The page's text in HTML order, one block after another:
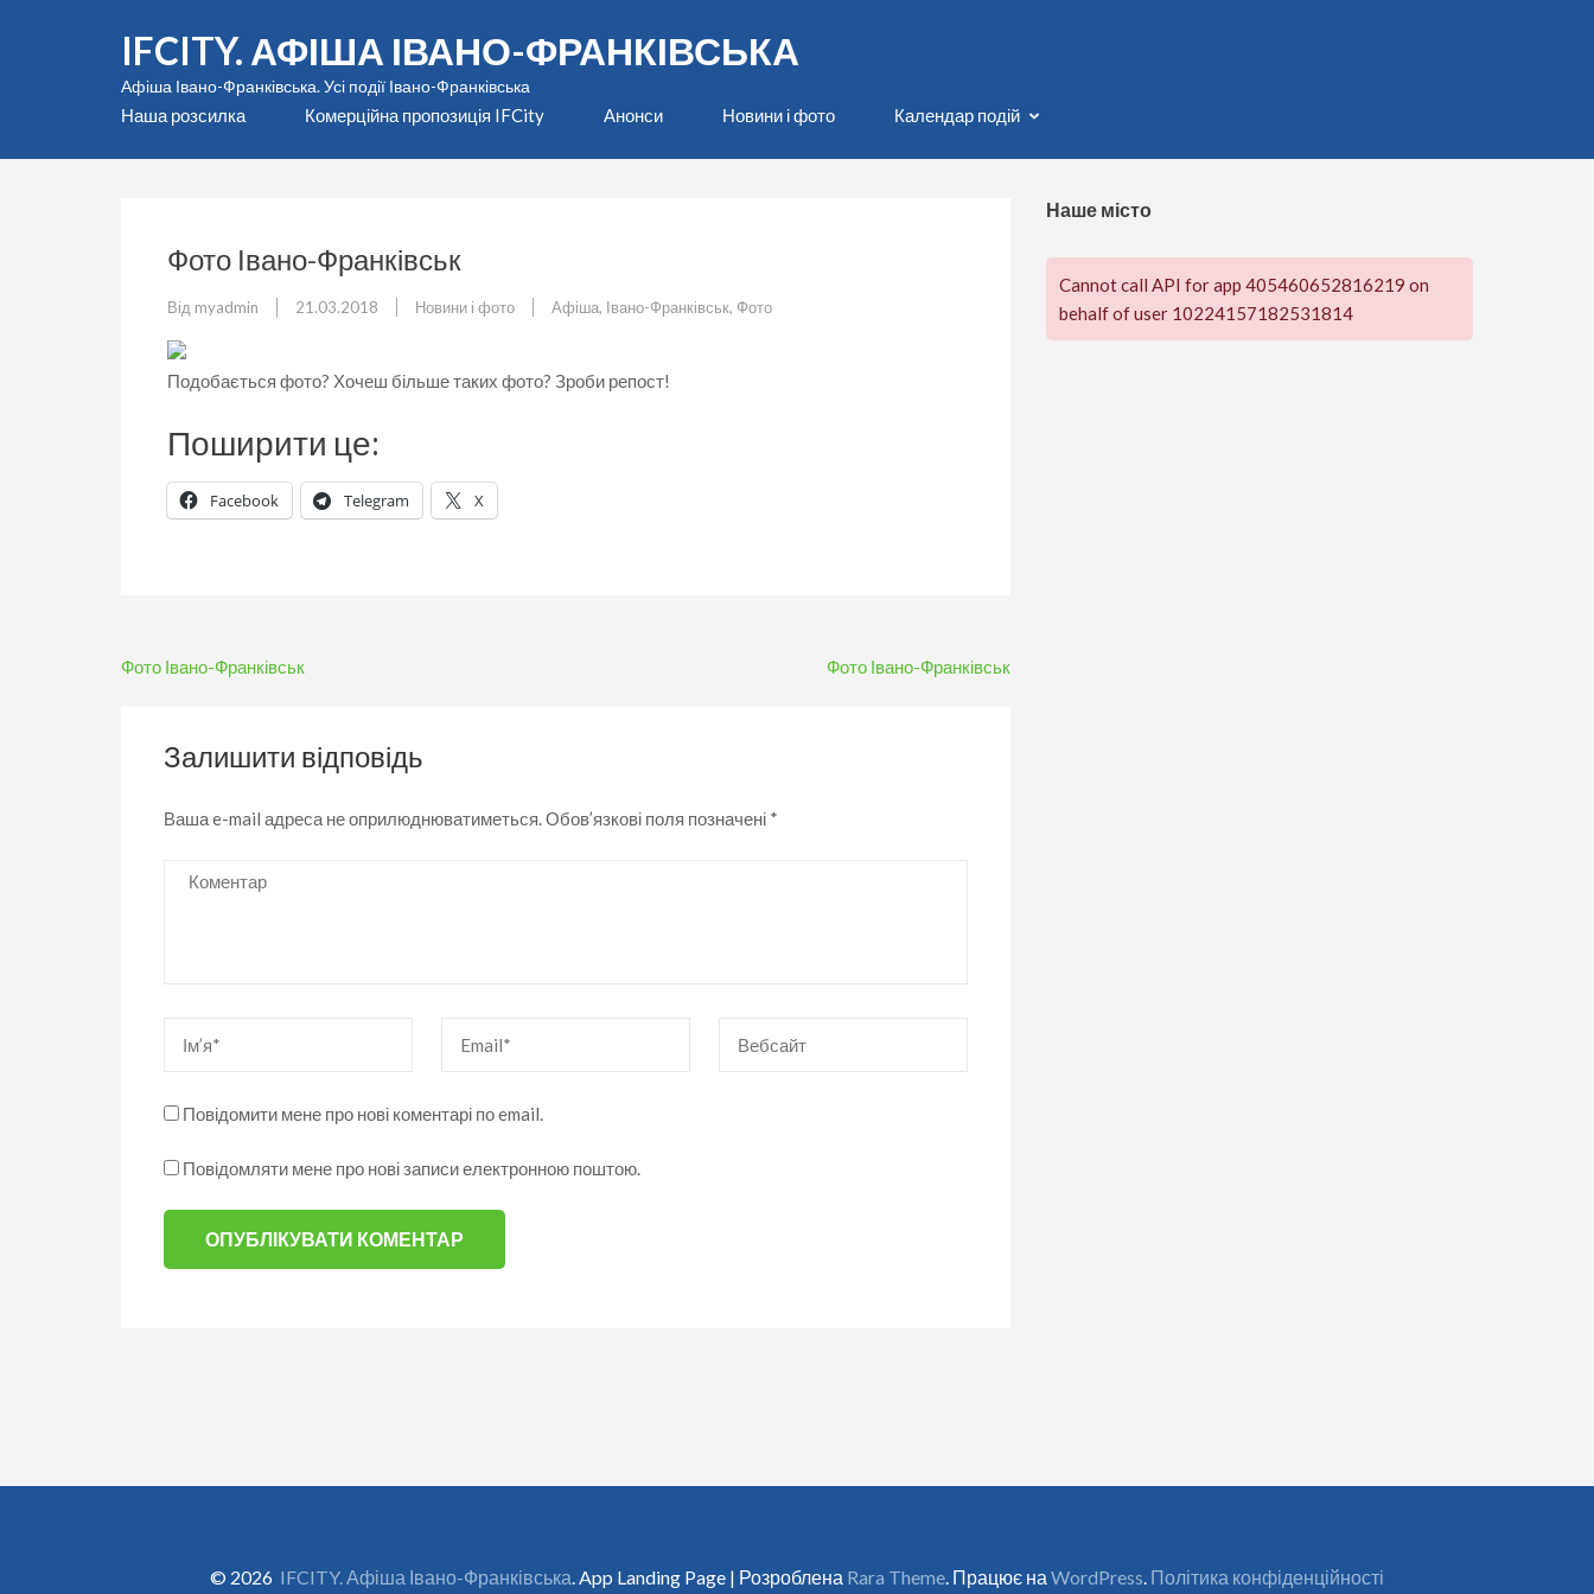
IFCITY. АФІША ІВАНО-ФРАНКІВСЬКА
Афіша Івано-Франківська. Усі події Івано-Франківська
Наша розсилка Комерційна пропозиція IFCity Анонси Новини і фото Календар подій
Фото Івано-Франківськ
Від myadmin 21.03.2018 Новини і фото Афіша, Івано-Франківськ, Фото
Подобається фото? Хочеш більше таких фото? Зроби репост!
Поширити це:
Facebook Telegram X
Навігація
Фото Івано-Франківськ Фото Івано-Франківськ
Залишити відповідь
Ваша e-mail адреса не оприлюднюватиметься.Обов’язкові поля позначені *
Коментар
Повідомити мене про нові коментарі по email.
Повідомляти мене про нові записи електронною поштою.
Наше місто
Cannot call API for app 405460652816219 on
behalf of user 10224157182531814
© 2026 IFCITY. Афіша Івано-Франківська. App Landing Page | Розроблена Rara Theme. Працює на WordPress. Політика конфіденційності